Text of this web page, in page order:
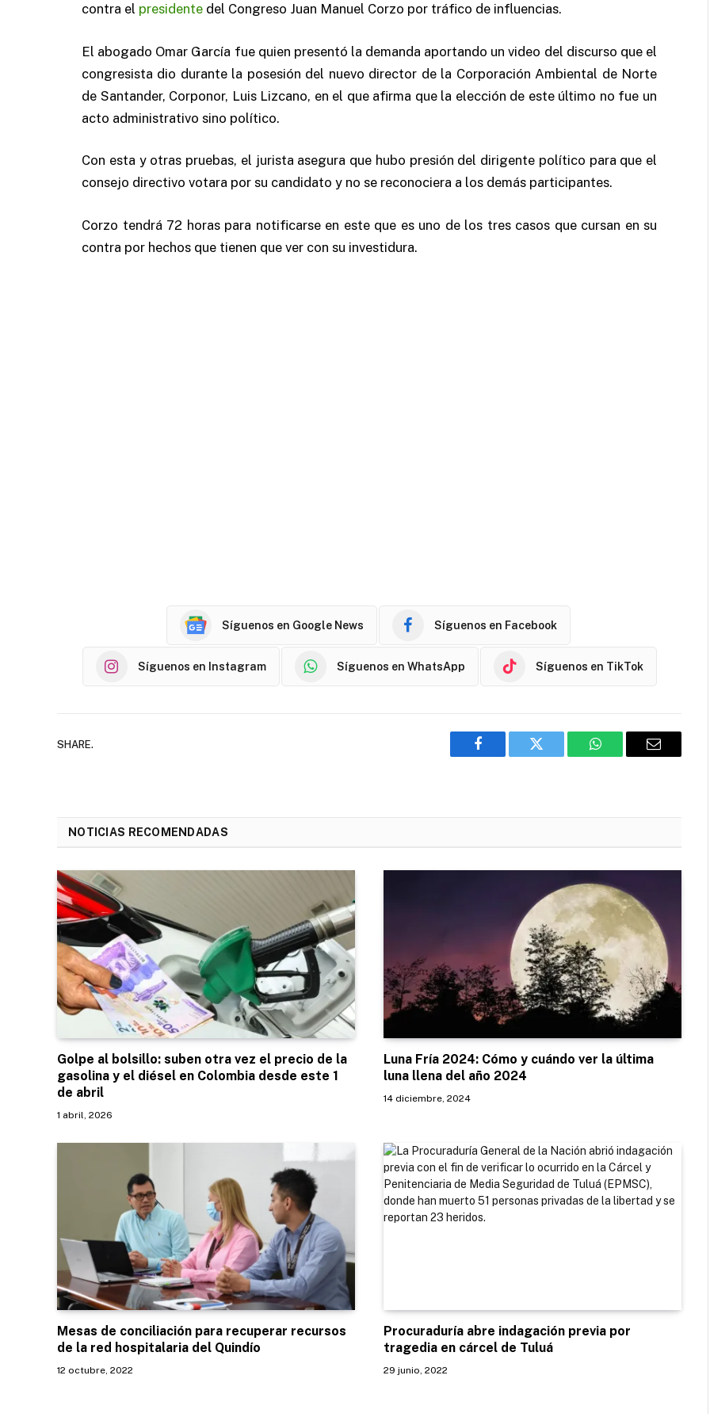
contra el presidente del Congreso Juan Manuel Corzo por tráfico de influencias.
El abogado Omar García fue quien presentó la demanda aportando un video del discurso que el
congresista dio durante la posesión del nuevo director de la Corporación Ambiental de Norte
de Santander, Corponor, Luis Lizcano, en el que afirma que la elección de este último no fue un
acto administrativo sino político.
Con esta y otras pruebas, el jurista asegura que hubo presión del dirigente político para que el
consejo directivo votara por su candidato y no se reconociera a los demás participantes.
Corzo tendrá 72 horas para notificarse en este que es uno de los tres casos que cursan en su
contra por hechos que tienen que ver con su investidura.
Síguenos en Google News Síguenos en Facebook
Síguenos en Instagram Síguenos en WhatsApp Síguenos en TikTok
SHARE.
Facebook Twitter WhatsAppEmail
NOTICIAS RECOMENDADAS
Golpe al bolsillo: suben otra vez el precio de la
gasolina y el diésel en Colombia desde este 1
de abril
1 abril, 2026
Luna Fría 2024: Cómo y cuándo ver la última
luna llena del año 2024
14 diciembre, 2024
Mesas de conciliación para recuperar recursos
de la red hospitalaria del Quindío
12 octubre, 2022
Procuraduría abre indagación previa por
tragedia en cárcel de Tuluá
29 junio, 2022